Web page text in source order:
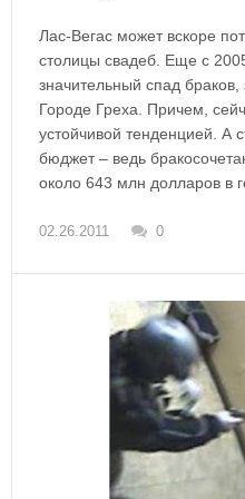
Лас-Вегас может вскоре
столицы свадеб. Еще с
значительный спад браков,
Городе Греха. Причем,
устойчивой тенденцией. А
бюджет – ведь
около 643 млн долларов в
02.26.2011 0